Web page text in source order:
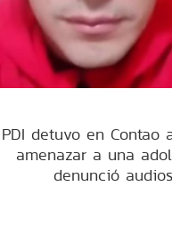
PDI detuvo en Contao
amenazar a una
denunció